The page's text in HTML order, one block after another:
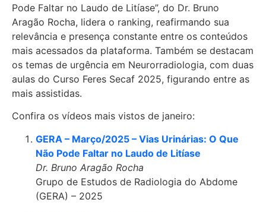
Pode Faltar no Laudo de Litíase”, do Dr. Bruno
Aragão Rocha, lidera o ranking, reafirmando sua
relevância e presença constante entre os conteúdos
mais acessados da plataforma. Também se destacam
os temas de urgência em Neurorradiologia, com duas
aulas do Curso Feres Secaf 2025, figurando entre as
mais assistidas.
Confira os vídeos mais vistos de janeiro:
GERA – Março/2025 – Vias Urinárias: O Que
Não Pode Faltar no Laudo de Litíase
Dr. Bruno Aragão Rocha
Grupo de Estudos de Radiologia do Abdome
(GERA) – 2025